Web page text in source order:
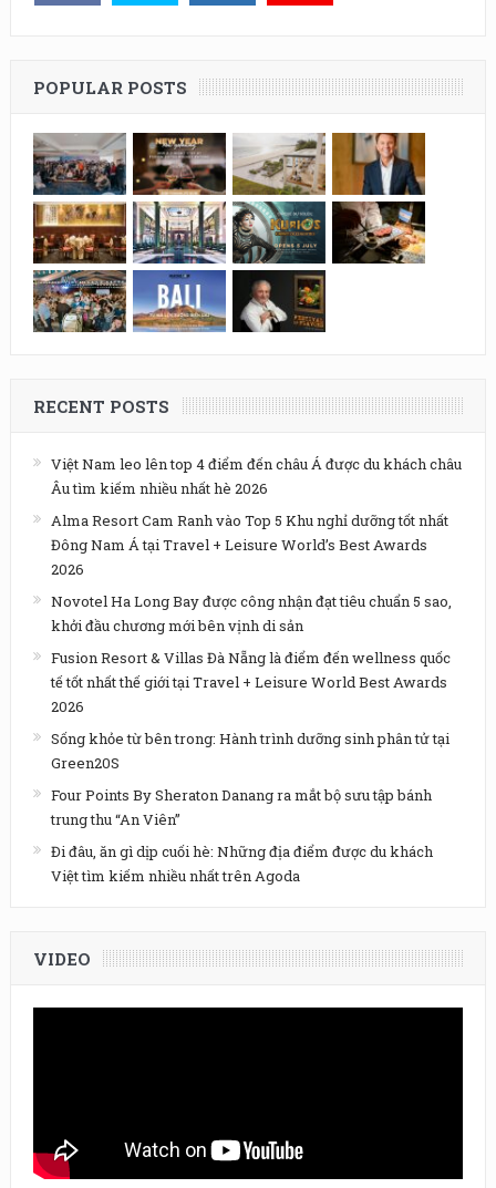
POPULAR POSTS
RECENT POSTS
Việt Nam leo lên top 4 điểm đến châu Á được du khách châu
Âu tìm kiếm nhiều nhất hè 2026
Alma Resort Cam Ranh vào Top 5 Khu nghỉ dưỡng tốt nhất
Đông Nam Á tại Travel + Leisure World’s Best Awards
2026
Novotel Ha Long Bay được công nhận đạt tiêu chuẩn 5 sao,
khởi đầu chương mới bên vịnh di sản
Fusion Resort & Villas Đà Nẵng là điểm đến wellness quốc
tế tốt nhất thế giới tại Travel + Leisure World Best Awards
2026
Sống khỏe từ bên trong: Hành trình dưỡng sinh phân tử tại
Green20S
Four Points By Sheraton Danang ra mắt bộ sưu tập bánh
trung thu “An Viên”
Đi đâu, ăn gì dịp cuối hè: Những địa điểm được du khách
Việt tìm kiếm nhiều nhất trên Agoda
VIDEO